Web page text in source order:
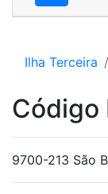
Ilha Terceira
Código
9700-213 São